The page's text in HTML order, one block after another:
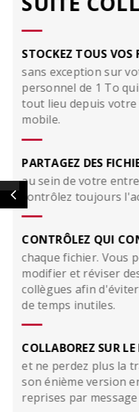
STOCKEZ TOUS VOS
sans exception sur
personnel de 1 To
tout lieu depuis
mobile.
PARTAGEZ DES
au sein de votre
contrôlez toujours
CONTRÔLEZ QUI
chaque fichier. Vous
modifier et réviser
collègues afin
de temps inutiles.
COLLABOREZ SUR LE
et ne perdez plus la
son énième version
reprises par